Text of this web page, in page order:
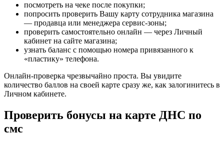
посмотреть на чеке после покупки;
попросить проверить Вашу карту сотрудника магазина
— продавца или менеджера сервис-зоны;
проверить самостоятельно онлайн — через Личный
кабинет на сайте магазина;
узнать баланс с помощью номера привязанного к
«пластику» телефона.
Онлайн-проверка чрезвычайно проста. Вы увидите
количество баллов на своей карте сразу же, как залогинитесь в
Личном кабинете.
Проверить бонусы на карте ДНС по
смс